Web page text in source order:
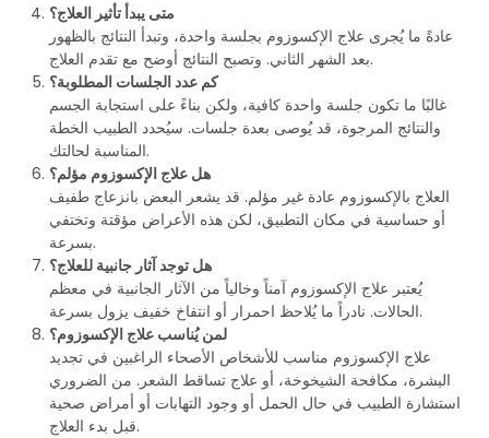
متى يبدأ تأثير العلاج؟
عادةً ما يُجرى علاج الإكسوزوم بجلسة واحدة، وتبدأ النتائج بالظهور
بعد الشهر الثاني. وتصبح النتائج أوضح مع تقدم العلاج.
كم عدد الجلسات المطلوبة؟
غالبًا ما تكون جلسة واحدة كافية، ولكن بناءً على استجابة الجسم
والنتائج المرجوة، قد يُوصى بعدة جلسات. سيُحدد الطبيب الخطة
المناسبة لحالتك.
هل علاج الإكسوزوم مؤلم؟
العلاج بالإكسوزوم عادة غير مؤلم. قد يشعر البعض بانزعاج طفيف
أو حساسية في مكان التطبيق، لكن هذه الأعراض مؤقتة وتختفي
بسرعة.
هل توجد آثار جانبية للعلاج؟
يُعتبر علاج الإكسوزوم آمناً وخالياً من الآثار الجانبية في معظم
الحالات. نادراً ما يُلاحظ احمرار أو انتفاخ خفيف يزول بسرعة.
لمن يُناسب علاج الإكسوزوم؟
علاج الإكسوزوم مناسب للأشخاص الأصحاء الراغبين في تجديد
البشرة، مكافحة الشيخوخة، أو علاج تساقط الشعر. من الضروري
استشارة الطبيب في حال الحمل أو وجود التهابات أو أمراض صحية
قبل بدء العلاج.